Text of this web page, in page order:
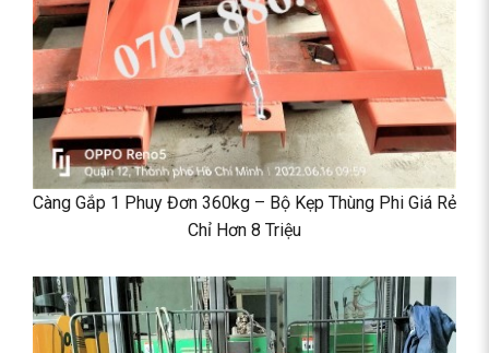
Càng Gắp 1 Phuy Đơn 360kg – Bộ Kẹp Thùng Phi Giá Rẻ
Chỉ Hơn 8 Triệu